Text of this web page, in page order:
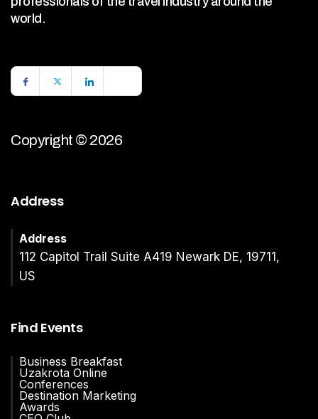
world.
Copyright © 2026
Address
Address
112 Capitol Trail Suite A419 Newark DE, 19711,
US
Find Events
Business Breakfast
Uzakrota Online
Conferences
Destination Marketing
Awards